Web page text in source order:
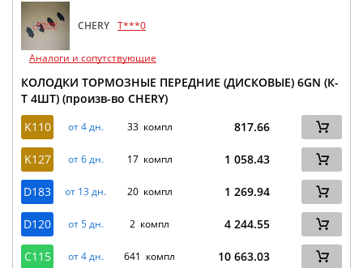
CHERY T***0
Аналоги и сопутствующие
КОЛОДКИ ТОРМОЗНЫЕ ПЕРЕДНИЕ (ДИСКОВЫЕ) 6GN (К-
Т 4ШТ) (произв-во CHERY)
K110
от 4 дн. 33 компл 817.66
K127 от 6 дн. 17 компл 1 058.43
D183 от 13 дн. 20 компл 1 269.94
D120 от 5 дн. 2 компл 4 244.55
C115 от 4 дн. 641 компл 10 663.03